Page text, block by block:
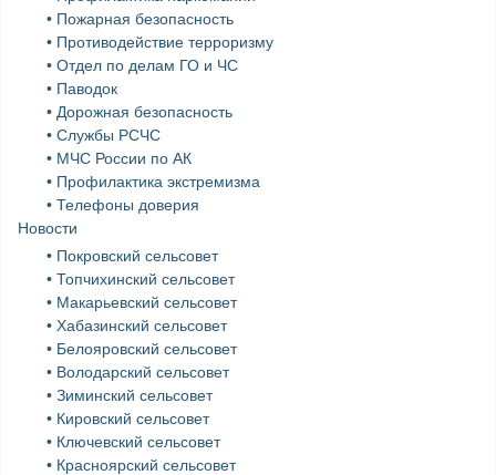
• Пожарная безопасность
• Противодействие терроризму
• Отдел по делам ГО и ЧС
• Паводок
• Дорожная безопасность
• Службы РСЧС
• МЧС России по АК
• Профилактика экстремизма
• Телефоны доверия
Новости
• Покровский сельсовет
• Топчихинский сельсовет
• Макарьевский сельсовет
• Хабазинский сельсовет
• Белояровский сельсовет
• Володарский сельсовет
• Зиминский сельсовет
• Кировский сельсовет
• Ключевский сельсовет
• Красноярский сельсовет